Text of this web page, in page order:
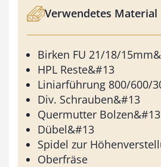
Verwendetes Material
Birken FU 21/18/
HPL Reste&#13
Liniarführung 800/600/
Div. Schrauben&#13
Quermutter Bolzen&#13
Dübel&#13
Spidel zur
Oberfräse